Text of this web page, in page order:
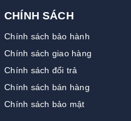
CHÍNH SÁCH
Chính sách bảo hành
Chính sách giao hàng
Chính sách đổi trả
Chính sách bán hàng
Chính sách bảo mật